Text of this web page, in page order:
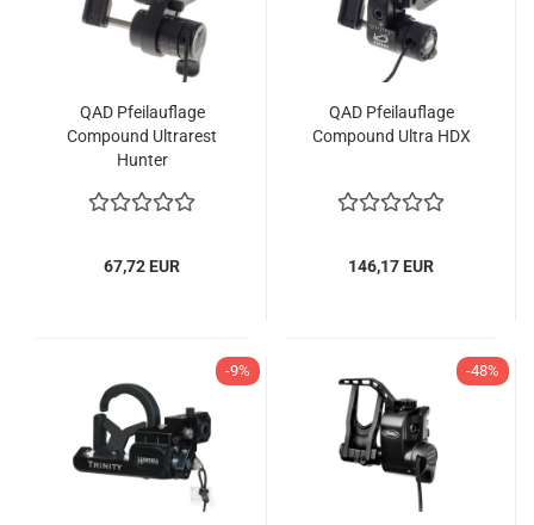
QAD Pfeilauflage
Compound Ultrarest
Hunter
67,72 EUR
QAD Pfeilauflage
Compound Ultra HDX
146,17 EUR
-9% -48%